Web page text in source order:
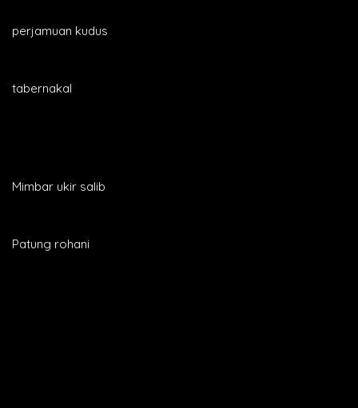
perjamuan kudus
tabernakal
Mimbar ukir salib
Patung rohani